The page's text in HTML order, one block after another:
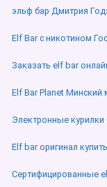
эльф бар Дмитрия
Elf Bar с никотином
Заказать elf bar
Elf Bar Planet Минский
Электронные
Elf bar оригинал
Сертифицированные